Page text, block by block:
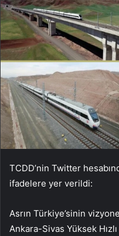
TCDD’nin Twitter
ifadelere yer verildi:
Asrın Türkiye’sinin
Ankara-Sivas Yüksek